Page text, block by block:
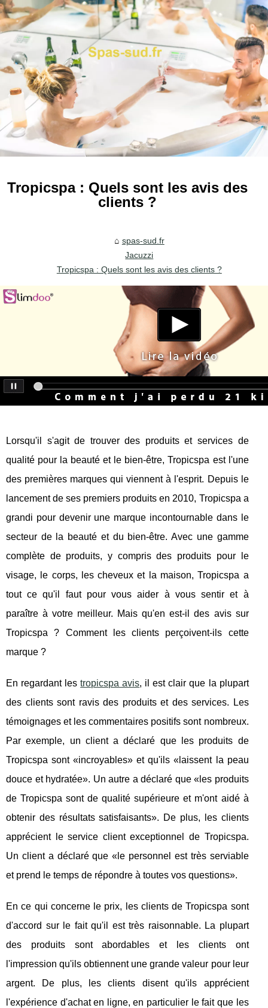
Tropicspa : Quels sont les avis des
clients ?
spas-sud.fr
Jacuzzi
Tropicspa : Quels sont les avis des clients ?
Lorsqu'il s'agit de trouver des produits et services de
qualité pour la beauté et le bien-être, Tropicspa est l'une
des premières marques qui viennent à l'esprit. Depuis le
lancement de ses premiers produits en 2010, Tropicspa a
grandi pour devenir une marque incontournable dans le
secteur de la beauté et du bien-être. Avec une gamme
complète de produits, y compris des produits pour le
visage, le corps, les cheveux et la maison, Tropicspa a
tout ce qu'il faut pour vous aider à vous sentir et à
paraître à votre meilleur. Mais qu'en est-il des avis sur
Tropicspa ? Comment les clients perçoivent-ils cette
marque ?
En regardant lestropicspa avis, il est clair que la plupart
des clients sont ravis des produits et des services. Les
témoignages et les commentaires positifs sont nombreux.
Par exemple, un client a déclaré que les produits de
Tropicspa sont «incroyables» et qu'ils «laissent la peau
douce et hydratée». Un autre a déclaré que «les produits
de Tropicspa sont de qualité supérieure et m'ont aidé à
obtenir des résultats satisfaisants». De plus, les clients
apprécient le service client exceptionnel de Tropicspa.
Un client a déclaré que «le personnel est très serviable
et prend le temps de répondre à toutes vos questions».
En ce qui concerne le prix, les clients de Tropicspa sont
d'accord sur le fait qu'il est très raisonnable. La plupart
des produits sont abordables et les clients ont
l'impression qu'ils obtiennent une grande valeur pour leur
argent. De plus, les clients disent qu'ils apprécient
l'expérience d'achat en ligne, en particulier le fait que les